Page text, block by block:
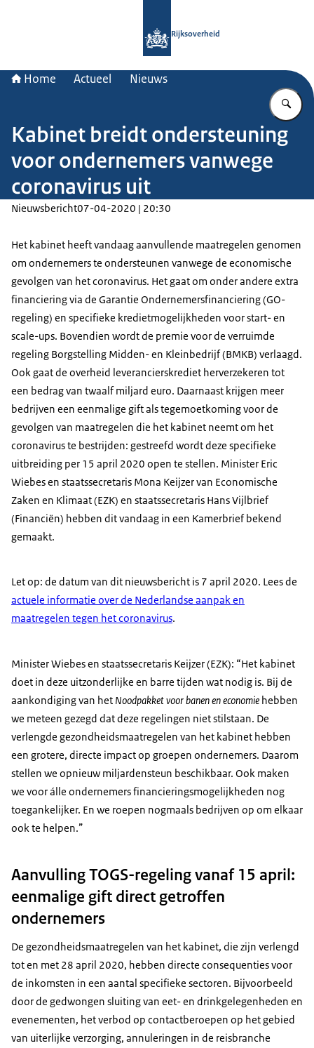
Rijksoverheid
Home Actueel Nieuws
Kabinet breidt ondersteuning
voor ondernemers vanwege
coronavirus uit
Nieuwsbericht07-04-2020 | 20:30
Het kabinet heeft vandaag aanvullende maatregelen genomen
om ondernemers te ondersteunen vanwege de economische
gevolgen van het coronavirus. Het gaat om onder andere extra
financiering via de Garantie Ondernemersfinanciering (GO-
regeling) en specifieke kredietmogelijkheden voor start- en
scale-ups. Bovendien wordt de premie voor de verruimde
regeling Borgstelling Midden- en Kleinbedrijf (BMKB) verlaagd.
Ook gaat de overheid leverancierskrediet herverzekeren tot
een bedrag van twaalf miljard euro. Daarnaast krijgen meer
bedrijven een eenmalige gift als tegemoetkoming voor de
gevolgen van maatregelen die het kabinet neemt om het
coronavirus te bestrijden: gestreefd wordt deze specifieke
uitbreiding per 15 april 2020 open te stellen. Minister Eric
Wiebes en staatssecretaris Mona Keijzer van Economische
Zaken en Klimaat (EZK) en staatssecretaris Hans Vijlbrief
(Financiën) hebben dit vandaag in een Kamerbrief bekend
gemaakt.
Let op: de datum van dit nieuwsbericht is 7 april 2020. Lees de
actuele informatie over de Nederlandse aanpak en
maatregelen tegen het coronavirus.
Minister Wiebes en staatssecretaris Keijzer (EZK): “Het kabinet
doet in deze uitzonderlijke en barre tijden wat nodig is. Bij de
aankondiging van het Noodpakket voor banen en economie hebben
we meteen gezegd dat deze regelingen niet stilstaan. De
verlengde gezondheidsmaatregelen van het kabinet hebben
een grotere, directe impact op groepen ondernemers. Daarom
stellen we opnieuw miljardensteun beschikbaar. Ook maken
we voor álle ondernemers financieringsmogelijkheden nog
toegankelijker. En we roepen nogmaals bedrijven op om elkaar
ook te helpen.”
Aanvulling TOGS-regeling vanaf 15 april:
eenmalige gift direct getroffen
ondernemers
De gezondheidsmaatregelen van het kabinet, die zijn verlengd
tot en met 28 april 2020, hebben directe consequenties voor
de inkomsten in een aantal specifieke sectoren. Bijvoorbeeld
door de gedwongen sluiting van eet- en drinkgelegenheden en
evenementen, het verbod op contactberoepen op het gebied
van uiterlijke verzorging, annuleringen in de reisbranche